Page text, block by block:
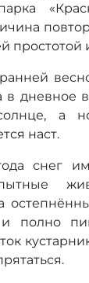
простотой
в дневное
а
наст.
снег
и полно